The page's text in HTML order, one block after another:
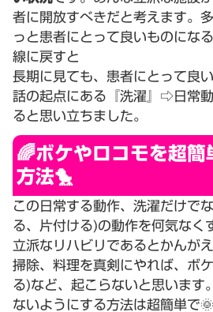
者に開放すべきだと考えます。
っと患者にとって良いものにな
線に戻すと
長期に見ても、患者にとって良
話の起点にある『洗濯』⇨日常
ると思い立ちました。
🌈ボケやロコモを超簡
方法🐤
この日常する動作、洗濯だけで
る、片付ける)の動作を何気なく
立派なリハビリであるとかんが
掃除、料理を真剣にやれば、ボ
る)など、起こらないと思います
ないようにする方法は超簡単で